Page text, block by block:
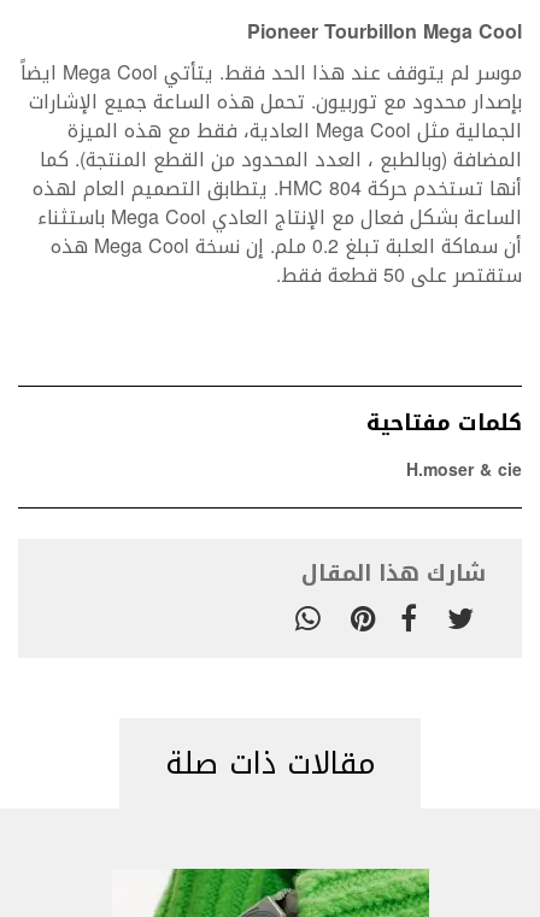
Pioneer Tourbillon Mega Cool
موسر لم يتوقف عند هذا الحد فقط. يتأتي Mega Cool ايضاً
بإصدار محدود مع توربيون. تحمل هذه الساعة جميع الإشارات
الجمالية مثل Mega Cool العادية، فقط مع هذه الميزة
المضافة (وبالطبع ، العدد المحدود من القطع المنتجة). كما
أنها تستخدم حركة HMC 804. يتطابق التصميم العام لهذه
الساعة بشكل فعال مع الإنتاج العادي Mega Cool باستثناء
أن سماكة العلبة تبلغ 0.2 ملم. إن نسخة Mega Cool هذه
ستقتصر على 50 قطعة فقط.
كلمات مفتاحية
H.moser & cie
شارك هذا المقال
مقالات ذات صلة